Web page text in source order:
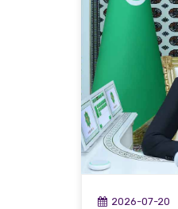
2026-07-20